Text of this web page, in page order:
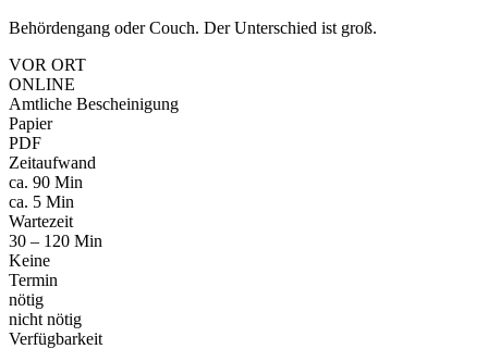
Behördengang oder Couch. Der Unterschied ist groß.
VOR ORT
ONLINE
Amtliche Bescheinigung
Papier
PDF
Zeitaufwand
ca. 90 Min
ca. 5 Min
Wartezeit
30 – 120 Min
Keine
Termin
nötig
nicht nötig
Verfügbarkeit